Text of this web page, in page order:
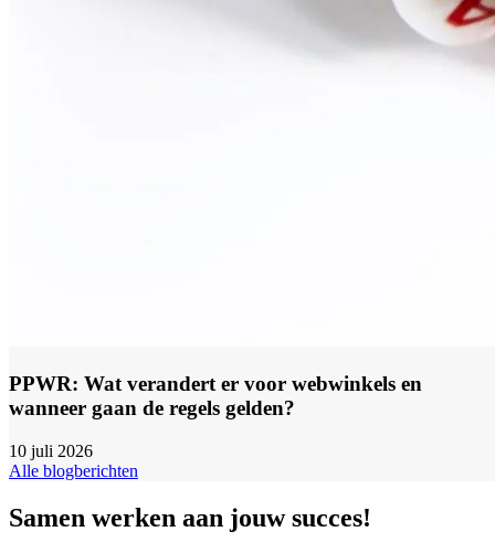
PPWR: Wat verandert er voor webwinkels en
wanneer gaan de regels gelden?
10 juli 2026
Alle blogberichten
Samen werken aan jouw succes!